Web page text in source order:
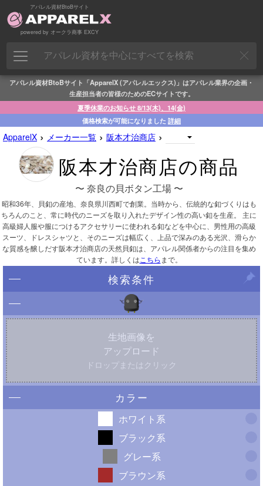
アパレル資材BtoBサイト
powered by オークラ商事 EXCY
アパレル資材BtoBサイト「ApparelX (アパレルエックス)」はアパレル業界の企画・
生産担当者の皆様のためのECサイトです。
夏季休業のお知らせ 8/13(木)、14(金)
価格検索が可能になりました 詳細
ApparelX › メーカー一覧 › 阪本才治商店 ›
阪本才治商店の商品
〜 奈良の貝ボタン工場 〜
昭和36年、貝釦の産地、奈良県川西町で創業。当時から、伝統的な釦づくりはも
ちろんのこと、常に時代のニーズを取り入れたデザイン性の高い釦を生産。 主に
高級婦人服や服につけるアクセサリーに使われる釦などを中心に、男性用の高級
スーツ、ドレスシャツと、そのニーズは幅広く、上品で深みのある光沢、滑らか
な質感を醸しだす阪本才治商店の天然貝釦は、アパレル関係者からの注目を集め
ています。詳しくは こちら まで。
検索条件
生地画像を
アップロード
ドロップまたはクリック
カラー
ホワイト系
ブラック系
グレー系
ブラウン系